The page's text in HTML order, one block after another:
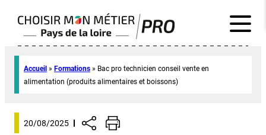
Accueil » Formations » Bac pro technicien conseil vente en
alimentation (produits alimentaires et boissons)
20/08/2025